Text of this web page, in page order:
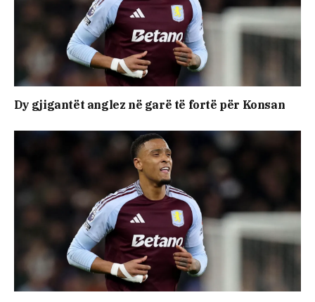
Dy gjigantët anglez në garë të fortë për Konsan